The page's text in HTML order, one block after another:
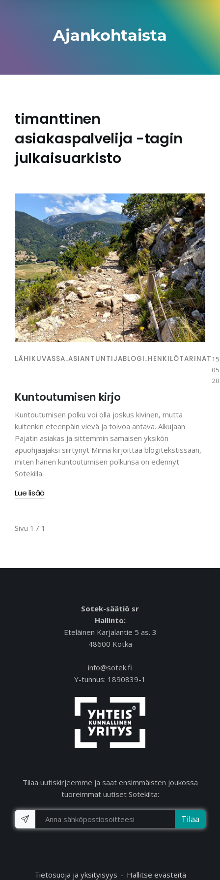
Ajankohtaista
timanttinen
asiakaspalvelija -tagin
julkaisuarkisto
LÄHIKUVASSA-ASIANTUNTIJABLOGI-HENKILÖTARINAT
Kuntoutumisen kirjo
Kuntoutumisen polku voi olla joskus kivinen, mutta
kuitenkin eteenpäin vievä ja toivoa antava. Alkujaan
Pajatin asiakas ja sittemmin samaisen yksikön
apuohjaajaksi siirtynyt Minna kirjoittaa blogitekstissään,
miten hänen kuntoutumisen polkunsa on edennyt
Sotekilla.
Lue lisää
Sivu 1 / 1
Sotek-säätiö sr
Hallinto:
Eteläinen Karjalantie 5 as. 3
48600 Kotka
info@sotek.fi
Y-tunnus: 1890839-1
Tilaa uutiskirjeemme ja saat ensimmäisten joukossa
tuoreimmat uutiset Sotekilta:
Tilaa
Tietosuoja ja yksityisyys Hallitse evästeitä